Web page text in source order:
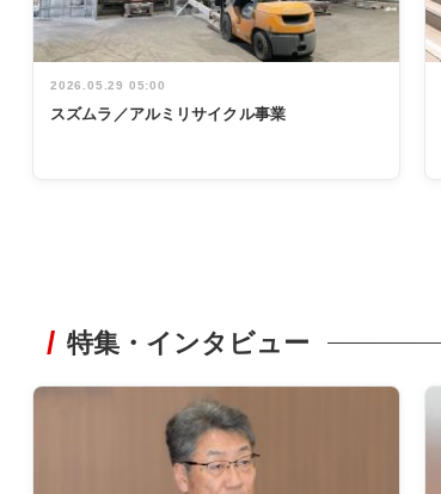
2026.05.29 05:00
スズムラ／アルミリサイクル事業
特集・インタビュー